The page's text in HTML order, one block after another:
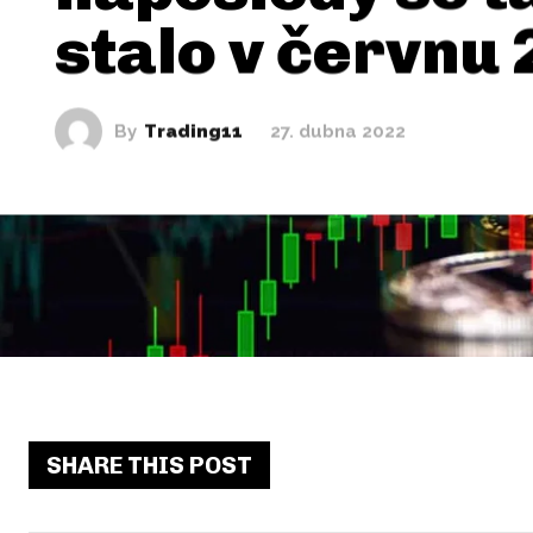
stalo v červnu
By Trading11 27. dubna 2022
SHARE THIS POST